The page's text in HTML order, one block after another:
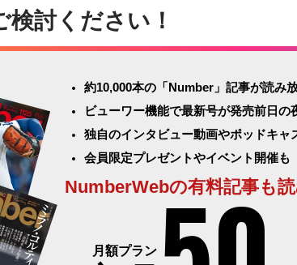
検討ください！
約10,000本の「Number」記事が読み
ビューワー機能で最新号が発売前日の
独自のインタビュー動画やポッドキャ
会員限定プレゼントやイベント開催も
NumberWebの有料記事も読
月額プラン